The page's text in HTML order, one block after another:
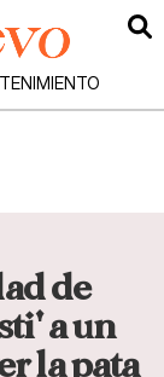
de
a un
la pata